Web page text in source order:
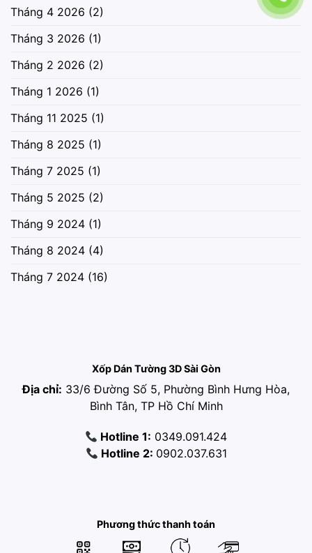
Tháng 4 2026 (2)
Tháng 3 2026 (1)
Tháng 2 2026 (2)
Tháng 1 2026 (1)
Tháng 11 2025 (1)
Tháng 8 2025 (1)
Tháng 7 2025 (1)
Tháng 5 2025 (2)
Tháng 9 2024 (1)
Tháng 8 2024 (4)
Tháng 7 2024 (16)
Xốp Dán Tường 3D Sài Gòn
Địa chỉ: 33/6 Đường Số 5, Phường Bình Hưng Hòa,
Bình Tân, TP Hồ Chí Minh
Hotline 1: 0349.091.424
Hotline 2: 0902.037.631
Phương thức thanh toán